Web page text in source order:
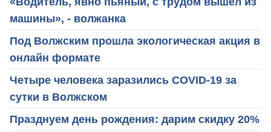
машины», - волжанка
Под Волжским прошла экологическая акция в
онлайн формате
Четыре человека заразились COVID-19 за
сутки в Волжском
Празднуем день рождения: дарим скидку 20%